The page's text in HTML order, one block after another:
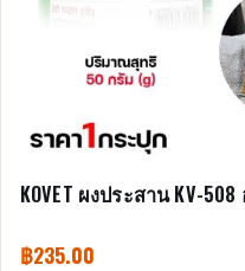
KOVET ผงประสาน KV-
฿235.00